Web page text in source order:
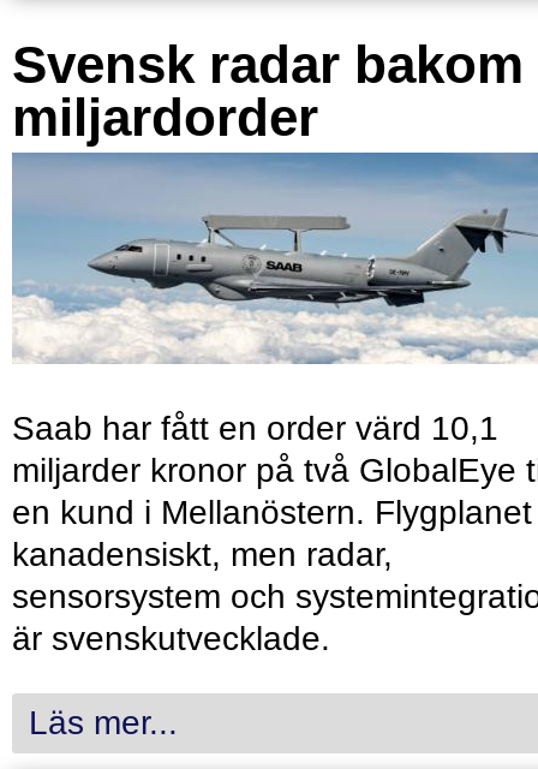
Svensk radar bakom
miljardorder
Saab har fått en order värd 10,1
miljarder kronor på två GlobalEye
en kund i Mellanöstern.
kanadensiskt, men radar,
sensorsystem och
är svenskutvecklade.
Läs mer...